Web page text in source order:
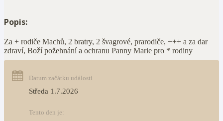
Popis:
Za + rodiče Machů, 2 bratry, 2 švagrové, prarodiče, +++ a za dar
zdraví, Boží požehnání a ochranu Panny Marie pro * rodiny
Datum začátku události
Středa 1.7.2026
Tento den je: